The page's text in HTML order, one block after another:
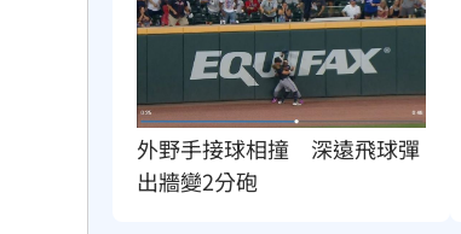
外野手接球相撞　深遠飛球彈
出牆變2分砲